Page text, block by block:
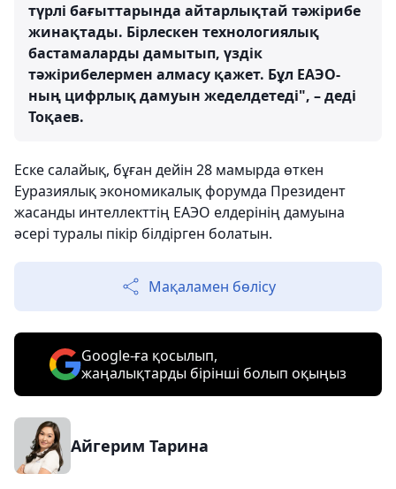
түрлі бағыттарында айтарлықтай тәжірибе
жинақтады. Бірлескен технологиялық
бастамаларды дамытып, үздік
тәжірибелермен алмасу қажет. Бұл ЕАЭО-
ның цифрлық дамуын жеделдетеді", – деді
Тоқаев.
Еске салайық, бұған дейін 28 мамырда өткен
Еуразиялық экономикалық форумда Президент
жасанды интеллекттің ЕАЭО елдерінің дамуына
әсері туралы пікір білдірген болатын.
Мақаламен бөлісу
Google-ға қосылып,
жаңалықтарды бірінші болып оқыңыз
Айгерим Тарина